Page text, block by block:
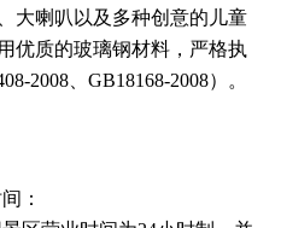
大喇叭以及多种创意的儿童
优质的玻璃钢材料，严格执
2008、GB18168-2008）。
：